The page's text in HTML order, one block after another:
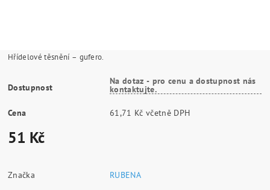
Hřídelové těsnění – gufero.
Dostupnost
Na dotaz - pro cenu a dostupnost nás
kontaktujte.
Cena 61,71 Kč včetně DPH
51 Kč
Značka
RUBENA